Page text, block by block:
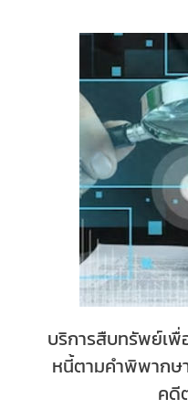
บริการสืบทรัพย์เ
หนี้ตามคำพิพากษ
คดี